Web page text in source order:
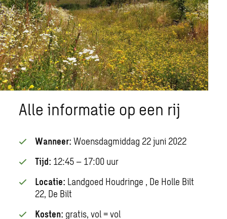
Alle informatie op een rij
Wanneer:Woensdagmiddag 22 juni 2022
Tijd: 12:45 – 17:00 uur
Locatie: Landgoed Houdringe , De Holle Bilt
22, De Bilt
Kosten: gratis, vol = vol